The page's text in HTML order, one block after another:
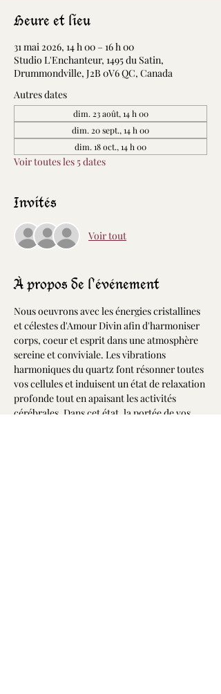
Heure et lieu
31 mai 2026, 14 h 00 – 16 h 00
Studio L'Enchanteur, 1495 du Satin,
Drummondville, J2B 0V6 QC, Canada
Autres dates
dim. 23 août, 14 h 00
dim. 20 sept., 14 h 00
dim. 18 oct., 14 h 00
Voir toutes les 5 dates
Invités
Voir tout
À propos de l'événement
Nous oeuvrons avec les énergies cristallines
et célestes d'Amour Divin afin d'harmoniser
corps, coeur et esprit dans une atmosphère
sereine et conviviale. Les vibrations
harmoniques du quartz font résonner toutes
vos cellules et induisent un état de relaxation
profonde tout en apaisant les activités
cérébrales. Dans cet état, la portée de vos